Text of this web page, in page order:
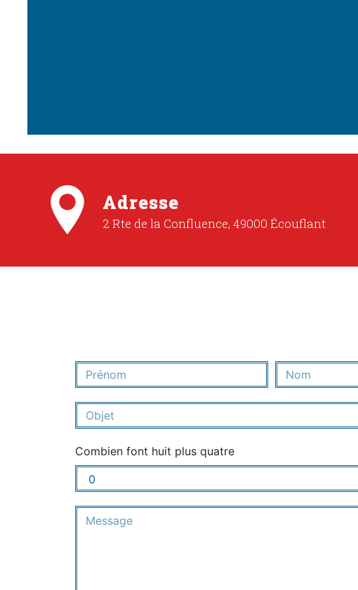
Adresse
2 Rte de la Confluence, 49000 Écouflant
Combien font huit plus quatre